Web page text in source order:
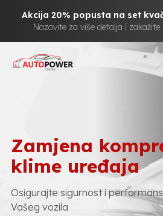
Akcija 20% popusta na set
Nazovite za više detalja i
Zamjena
klime uređaja
Osigurajte sigurnost i
Vašeg vozila